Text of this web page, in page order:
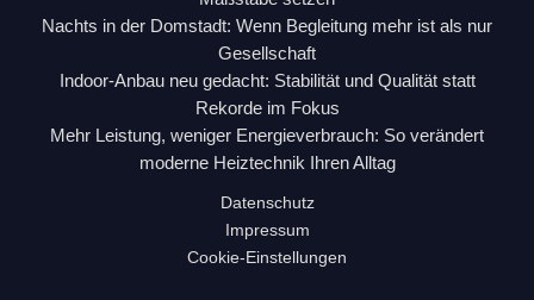
Nachts in der Domstadt: Wenn Begleitung mehr ist als nur
Gesellschaft
Indoor-Anbau neu gedacht: Stabilität und Qualität statt
Rekorde im Fokus
Mehr Leistung, weniger Energieverbrauch: So verändert
moderne Heiztechnik Ihren Alltag
Datenschutz
Impressum
Cookie-Einstellungen